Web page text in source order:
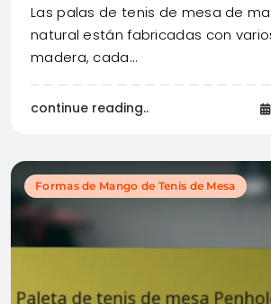
Las palas de tenis de mesa de
natural están fabricadas con
madera, cada…
continue reading..
Formas de Mango de Tenis de Mesa